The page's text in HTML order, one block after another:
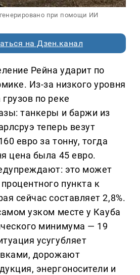
при помощи ИИ
на Дзен.канал
Рейна ударит по
Из-за низкого уровня
по реке
танкеры и баржи из
теперь везут
евро за тонну, тогда
цена была 45 евро.
это может
пункта к
сейчас составляет 2,8%.
узком месте у Кауба
минимума — 19
усугубляет
дорожают
энергоносители и